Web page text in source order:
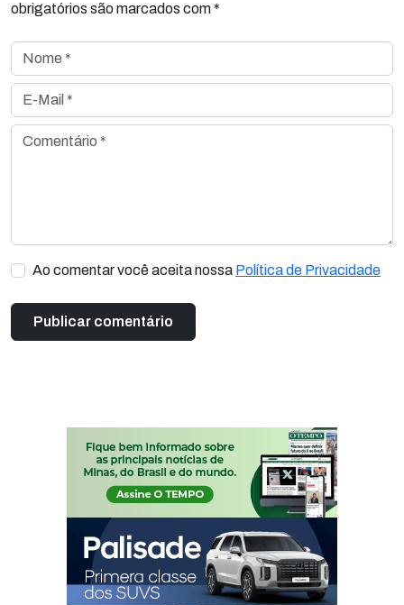
obrigatórios são marcados com *
Nome *
E-Mail *
Comentário *
Ao comentar você aceita nossa Política de Privacidade